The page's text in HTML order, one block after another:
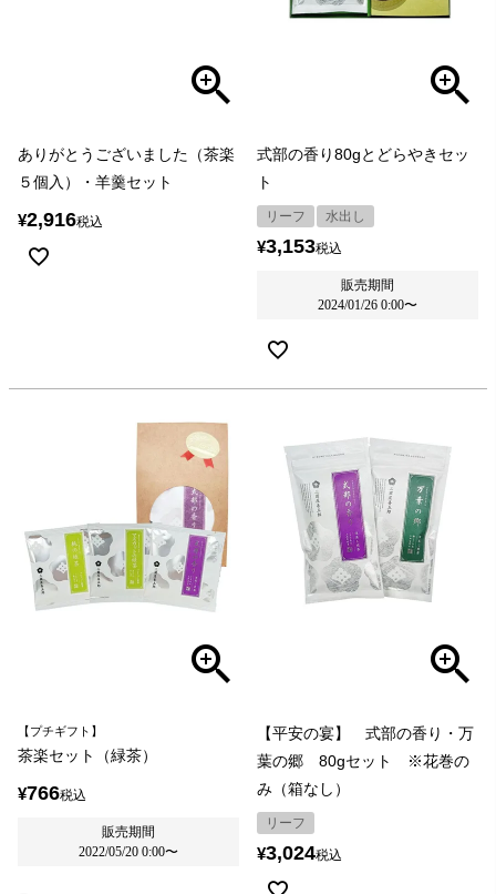
ありがとうございました（茶楽
５個入）・羊羹セット
¥2,916税込
式部の香り80gとどらやきセッ
ト
リーフ 水出し
¥3,153税込
販売期間
2024/01/26 0:00〜
【プチギフト】
茶楽セット（緑茶）
¥766税込
販売期間
2022/05/20 0:00〜
【平安の宴】 式部の香り・万
葉の郷 80gセット ※花巻の
み（箱なし）
リーフ
¥3,024税込